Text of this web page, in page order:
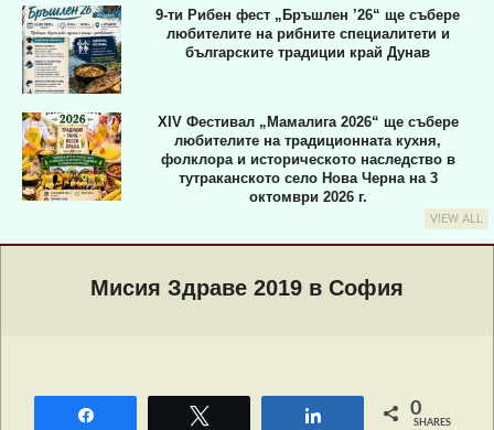
9-ти Рибен фест „Бръшлен ’26“ ще събере
любителите на рибните специалитети и
българските традиции край Дунав
XIV Фестивал „Мамалига 2026“ ще събере
любителите на традиционната кухня,
фолклора и историческото наследство в
тутраканското село Нова Черна на 3
октомври 2026 г.
VIEW ALL
Мисия Здраве 2019 в София
0
SHARES